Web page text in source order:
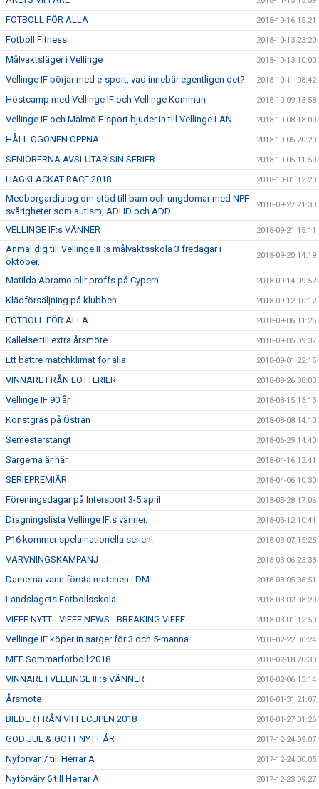
FOTBOLL FÖR ALLA 2018-10-16 15:21
Fotboll Fitness 2018-10-13 23:20
Målvaktsläger i Vellinge 2018-10-13 10:00
Vellinge IF börjar med e-sport, vad innebär egentligen det? 2018-10-11 08:42
Höstcamp med Vellinge IF och Vellinge Kommun 2018-10-09 13:58
Vellinge IF och Malmö E-sport bjuder in till Vellinge LAN 2018-10-08 18:00
HÅLL ÖGONEN ÖPPNA 2018-10-05 20:20
SENIORERNA AVSLUTAR SIN SERIER 2018-10-05 11:50
HAGKLACKAT RACE 2018 2018-10-01 12:20
Medborgardialog om stöd till barn och ungdomar med NPF
svårigheter som autism, ADHD och ADD.
2018-09-27 21:33
VELLINGE IF:s VÄNNER 2018-09-21 15:11
Anmäl dig till Vellinge IF:s målvaktsskola 3 fredagar i
oktober.
2018-09-20 14:19
Matilda Abramo blir proffs på Cypern 2018-09-14 09:52
Klädförsäljning på klubben 2018-09-12 10:12
FOTBOLL FÖR ALLA 2018-09-06 11:25
Kallelse till extra årsmöte 2018-09-05 09:37
Ett bättre matchklimat för alla 2018-09-01 22:15
VINNARE FRÅN LOTTERIER 2018-08-26 08:03
Vellinge IF 90 år 2018-08-15 13:13
Konstgräs på Östran 2018-08-08 14:10
Semesterstängt 2018-06-29 14:40
Sargerna är här 2018-04-16 12:41
SERIEPREMIÄR 2018-04-06 10:30
Föreningsdagar på Intersport 3-5 april 2018-03-28 17:06
Dragningslista Vellinge IF:s vänner. 2018-03-12 10:41
P16 kommer spela nationella serien! 2018-03-07 15:25
VÄRVNINGSKAMPANJ 2018-03-06 23:38
Damerna vann första matchen i DM 2018-03-05 08:51
Landslagets Fotbollsskola 2018-03-02 08:20
VIFFE NYTT - VIFFE NEWS - BREAKING VIFFE 2018-03-01 12:50
Vellinge IF köper in sarger för 3 och 5-manna 2018-02-22 00:24
MFF Sommarfotboll 2018 2018-02-18 20:30
VINNARE I VELLINGE IF:s VÄNNER 2018-02-06 13:14
Årsmöte 2018-01-31 21:07
BILDER FRÅN VIFFECUPEN 2018 2018-01-27 01:26
GOD JUL & GOTT NYTT ÅR 2017-12-24 09:07
Nyförvär 7 till Herrar A 2017-12-24 00:05
Nyförvärv 6 till Herrar A 2017-12-23 09:27